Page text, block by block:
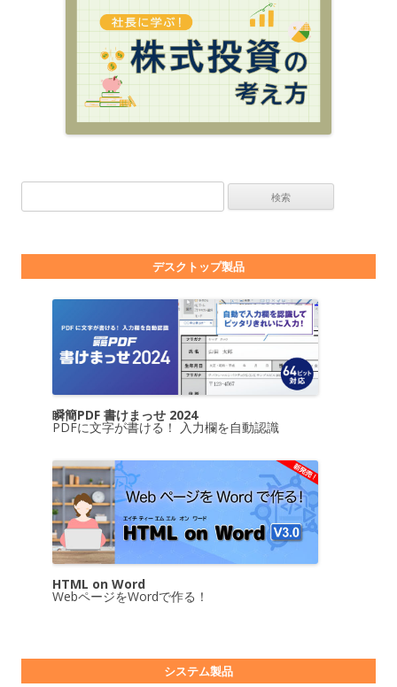
デスクトップ製品
瞬簡PDF 書けまっせ 2024
PDFに文字が書ける！ 入力欄を自動認識
HTML on Word
WebページをWordで作る！
システム製品